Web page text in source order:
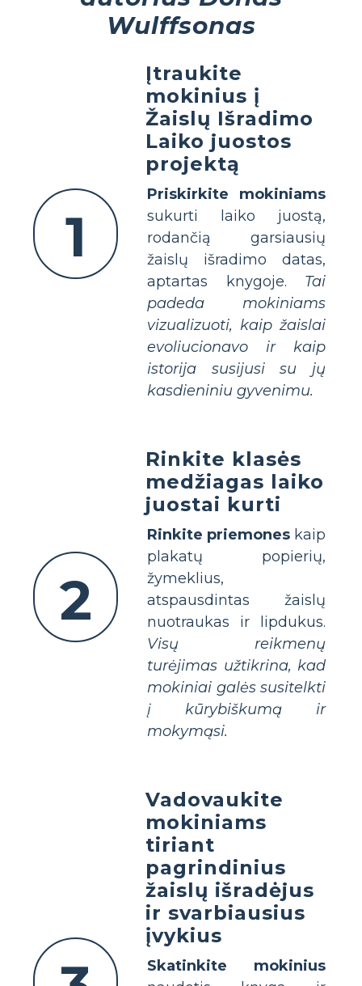
Wulffsonas
1
Įtraukite
mokinius į
Žaislų Išradimo
Laiko juostos
projektą
Priskirkite mokiniams
sukurti laiko juostą,
rodančią garsiausių
žaislų išradimo datas,
aptartas knygoje. Tai
padeda mokiniams
vizualizuoti, kaip žaislai
evoliucionavo ir kaip
istorija susijusi su jų
kasdieniniu gyvenimu.
2
Rinkite klasės
medžiagas laiko
juostai kurti
Rinkite priemones kaip
plakatų popierių,
žymeklius,
atspausdintas žaislų
nuotraukas ir lipdukus.
Visų reikmenų
turėjimas užtikrina, kad
mokiniai galės susitelkti
į kūrybiškumą ir
mokymąsi.
Vadovaukite
mokiniams
tiriant
pagrindinius
žaislų išradėjus
ir svarbiausius
įvykius
Skatinkite mokinius